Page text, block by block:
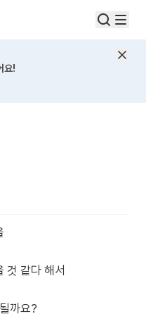
요!
것 같다 해서
까요?